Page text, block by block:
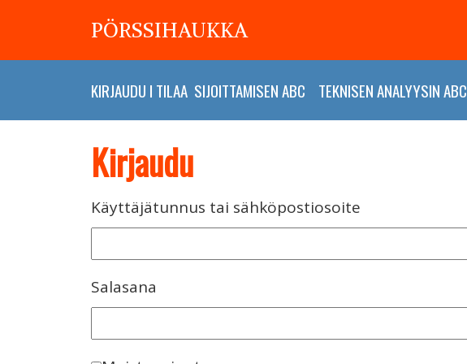
PÖRSSIHAUKKA
KIRJAUDU I TILAA SIJOITTAMISEN ABC TEKNISEN ANALYYSIN ABC
Kirjaudu
Käyttäjätunnus tai sähköpostiosoite
Salasana